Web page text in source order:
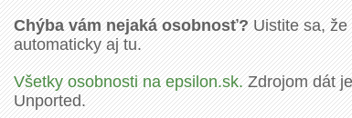
Chýba vám nejaká osobnosť?Uistite sa, že
automaticky aj tu.
Všetky osobnosti na epsilon.sk.Zdrojom dát
Unported.